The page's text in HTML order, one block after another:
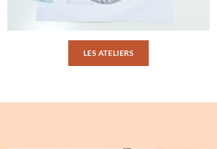
LES ATELIERS